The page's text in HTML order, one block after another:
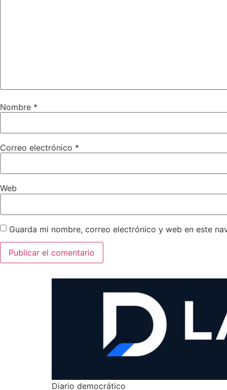
Nombre *
Correo electrónico *
Web
Guarda mi nombre, correo electrónico y web en este
Diario democrático